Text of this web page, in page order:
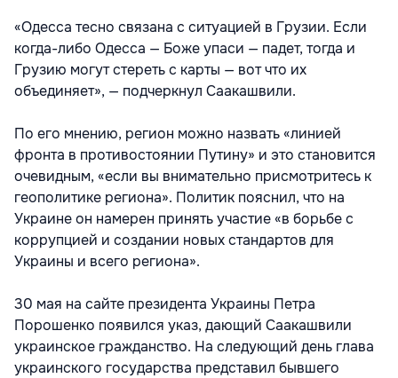
«Одесса тесно связана с ситуацией в Грузии. Если
когда-либо Одесса — Боже упаси — падет, тогда и
Грузию могут стереть с карты — вот что их
объединяет», — подчеркнул Саакашвили.
По его мнению, регион можно назвать «линией
фронта в противостоянии Путину» и это становится
очевидным, «если вы внимательно присмотритесь к
геополитике региона». Политик пояснил, что на
Украине он намерен принять участие «в борьбе с
коррупцией и создании новых стандартов для
Украины и всего региона».
30 мая на сайте президента Украины Петра
Порошенко появился указ, дающий Саакашвили
украинское гражданство. На следующий день глава
украинского государства представил бывшего